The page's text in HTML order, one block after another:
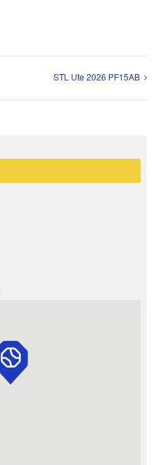
STL Ute 2026 PF15AB